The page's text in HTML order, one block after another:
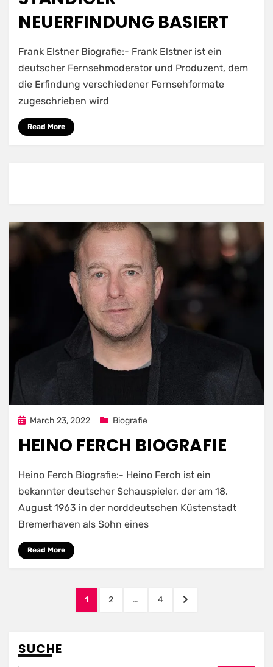
NEUERFINDUNG BASIERT
Frank Elstner Biografie:- Frank Elstner ist ein
deutscher Fernsehmoderator und Produzent, dem
die Erfindung verschiedener Fernsehformate
zugeschrieben wird
Read More
PostedMarch 23, 2022 Biografie
HEINO FERCH BIOGRAFIE
Heino Ferch Biografie:- Heino Ferch ist ein
bekannter deutscher Schauspieler, der am 18.
August 1963 in der norddeutschen Küstenstadt
Bremerhaven als Sohn eines
Read More
pagination
PAGE
1 PAGE
2 … PAGE
4
NEXT
SUCHE